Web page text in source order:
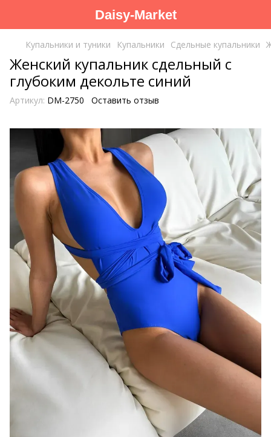
Daisy-Market
Купальники и туники Купальники Сдельные купальники
Женский купальник сдельный с
глубоким декольте синий
Артикул: DM-2750 Оставить отзыв